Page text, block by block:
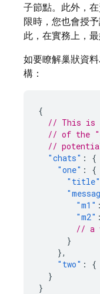
子節點。此外，
限時，您也會授
此，在實務上，
如要瞭解巢狀資
構：
{
// This is
// of the
//
"chats" :
{
"one" :
{
"title"
"m1" :
"m2" :
// a
}
},
"two" : {
}
}